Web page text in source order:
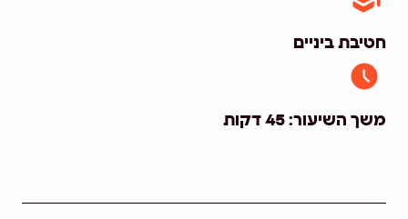
חטיבת ביניים
משך השיעור: 45 דקות